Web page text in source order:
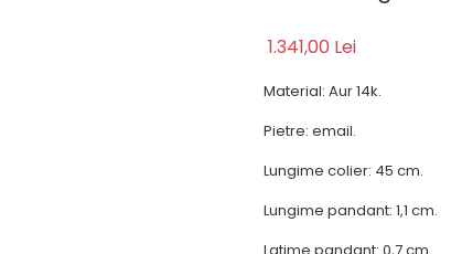
1.341,00 Lei
Material: Aur 14k.
Pietre: email.
Lungime colier: 45 cm.
Lungime pandant: 1,1 cm.